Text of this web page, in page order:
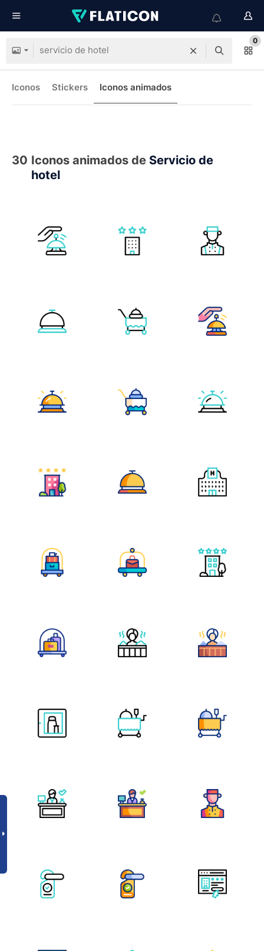
0
Iconos Stickers Iconos animados
30 Iconos animados de Servicio de
hotel